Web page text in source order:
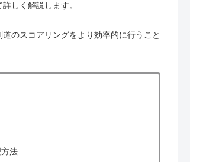
しく解説します。
のスコアリングをより効率的に行うこと
法